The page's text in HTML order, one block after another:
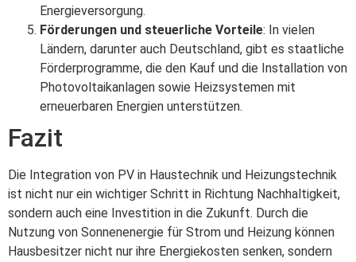
Energieversorgung.
Förderungen und steuerliche Vorteile: In vielen
Ländern, darunter auch Deutschland, gibt es staatliche
Förderprogramme, die den Kauf und die Installation von
Photovoltaikanlagen sowie Heizsystemen mit
erneuerbaren Energien unterstützen.
Fazit
Die Integration von PV in Haustechnik und Heizungstechnik
ist nicht nur ein wichtiger Schritt in Richtung Nachhaltigkeit,
sondern auch eine Investition in die Zukunft. Durch die
Nutzung von Sonnenenergie für Strom und Heizung können
Hausbesitzer nicht nur ihre Energiekosten senken, sondern